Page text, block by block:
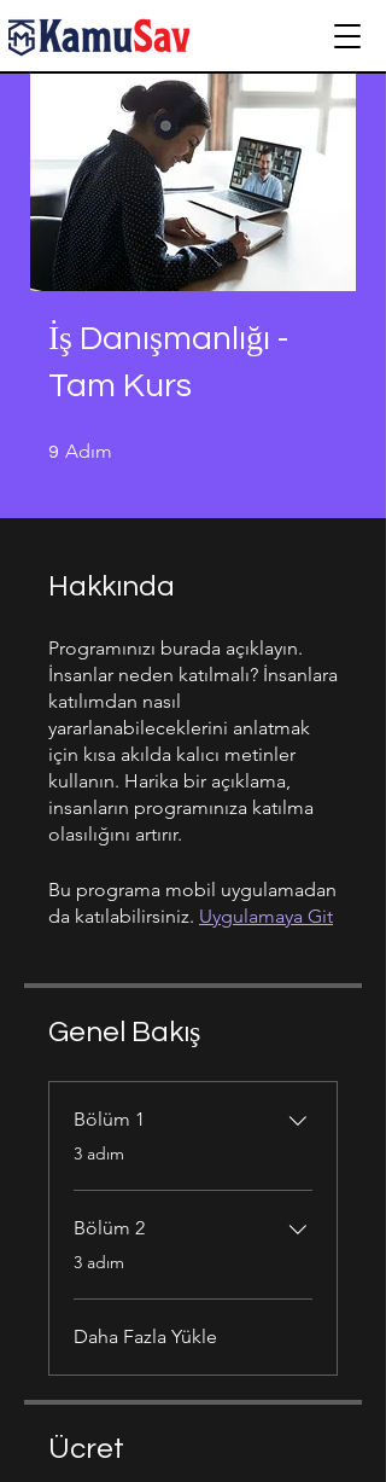
İş Danışmanlığı -
Tam Kurs
9 Adım
Hakkında
Programınızı burada açıklayın.
İnsanlar neden katılmalı? İnsanlara
katılımdan nasıl
yararlanabileceklerini anlatmak
için kısa akılda kalıcı metinler
kullanın. Harika bir açıklama,
insanların programınıza katılma
olasılığını artırır.
Bu programa mobil uygulamadan
da katılabilirsiniz. Uygulamaya Git
Genel Bakış
Bölüm 1
.
3 adım
Bölüm 2
.
3 adım
Daha Fazla Yükle
Ücret